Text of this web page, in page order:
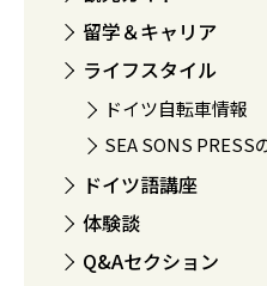
留学＆キャリア
ライフスタイル
ドイツ自転車情報
SEA SONS PRESS
ドイツ語講座
体験談
Q&Aセクション